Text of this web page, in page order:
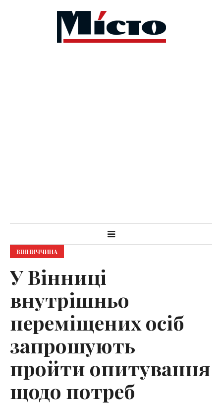
ВІННИЧЧИНА
У Вінниці
внутрішньо
переміщених осіб
запрошують
пройти опитування
щодо потреб